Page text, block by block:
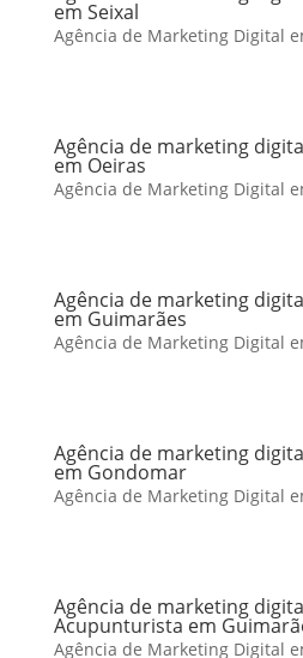
em Seixal
Agência de Marketing Digital
Agência de marketing
em Oeiras
Agência de Marketing Digital
Agência de marketing
em Guimarães
Agência de Marketing Digital
Agência de marketing
em Gondomar
Agência de Marketing Digital
Agência de marketing
Acupunturista em
Agência de Marketing Digital